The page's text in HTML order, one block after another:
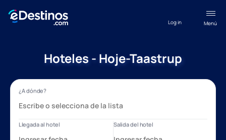
Menú
Log in
Hoteles - Hoje-Taastrup